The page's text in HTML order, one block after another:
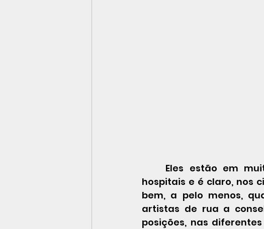
hospitais e é claro, nos
bem, a pelo menos,
artistas de rua a
posições, nas